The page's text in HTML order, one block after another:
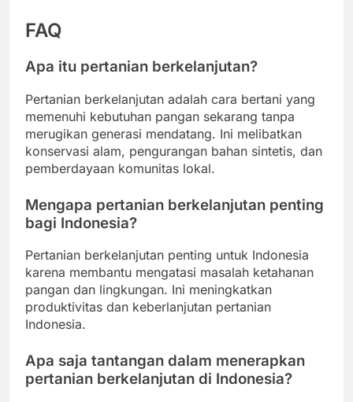
FAQ
Apa itu pertanian berkelanjutan?
Pertanian berkelanjutan adalah cara bertani yang
memenuhi kebutuhan pangan sekarang tanpa
merugikan generasi mendatang. Ini melibatkan
konservasi alam, pengurangan bahan sintetis, dan
pemberdayaan komunitas lokal.
Mengapa pertanian berkelanjutan penting
bagi Indonesia?
Pertanian berkelanjutan penting untuk Indonesia
karena membantu mengatasi masalah ketahanan
pangan dan lingkungan. Ini meningkatkan
produktivitas dan keberlanjutan pertanian
Indonesia.
Apa saja tantangan dalam menerapkan
pertanian berkelanjutan di Indonesia?